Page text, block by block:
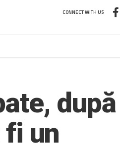
CONNECT WITH US
după
fi un